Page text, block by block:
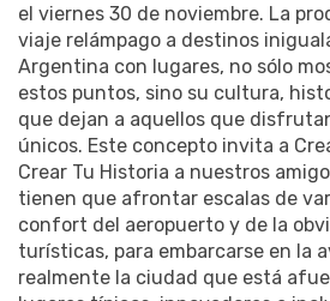
el viernes 30 de noviembre. La
viaje relámpago a destinos
Argentina con lugares, no sólo
estos puntos, sino su cultura,
que dejan a aquellos que
únicos. Este concepto invita a
Crear Tu Historia a nuestros
tienen que afrontar escalas de
confort del aeropuerto y de la
turísticas, para embarcarse en la
realmente la ciudad que está